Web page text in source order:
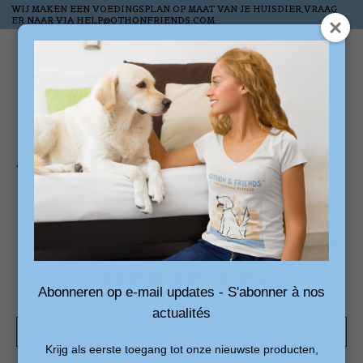
WIJ MAKEN EEN VOEDINGSPLAN OP MAAT VAN JE HUISDIER,VRAAG
ER NAAR VIA HELP@OTHONFRIENDS.COM
Liste de
Accueil / Mots-clés / kwaliteitsworst eend en lam
Produits associés au
mot-clé kwaliteitsworst
Abonneren op e-mail updates - S'abonner à nos
actualités
Krijg als eerste toegang tot onze nieuwste producten,